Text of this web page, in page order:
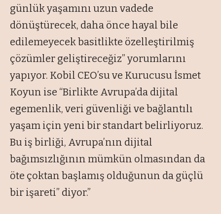
günlük yaşamını uzun vadede
dönüştürecek, daha önce hayal bile
edilemeyecek basitlikte özelleştirilmiş
çözümler geliştireceğiz” yorumlarını
yapıyor. Kobil CEO’su ve Kurucusu İsmet
Koyun ise “Birlikte Avrupa’da dijital
egemenlik, veri güvenliği ve bağlantılı
yaşam için yeni bir standart belirliyoruz.
Bu iş birliği, Avrupa’nın dijital
bağımsızlığının mümkün olmasından da
öte çoktan başlamış olduğunun da güçlü
bir işareti” diyor.”